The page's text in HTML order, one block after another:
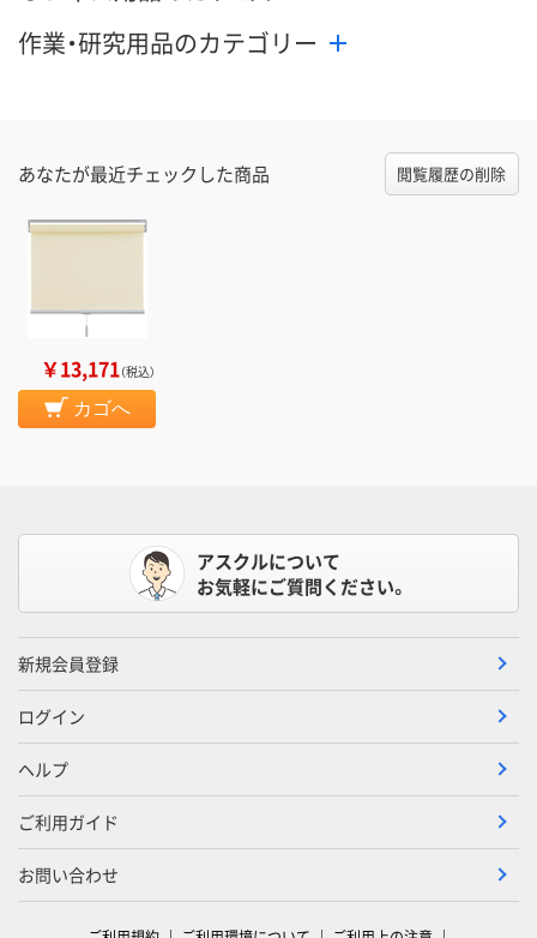
作業・研究用品のカテゴリー
あなたが最近チェックした商品 閲覧履歴の削除
￥13,171（税込）
カゴへ
アスクルについて
お気軽にご質問ください。
新規会員登録
ログイン
ヘルプ
ご利用ガイド
お問い合わせ